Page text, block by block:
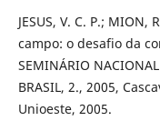
JESUS, V. C. P.;
campo: o desafio da
SEMINÁRIO
BRASIL, 2., 2005,
Unioeste, 2005.